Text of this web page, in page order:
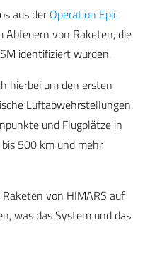
aus derOperation Epic
Abfeuern von Raketen, die
identifiziert wurden.
hierbei um den ersten
Luftabwehrstellungen,
und Flugplätze in
500 km und mehr
von HIMARS auf
was das System und das